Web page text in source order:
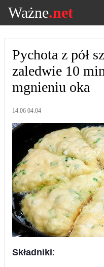
Ważne.net
Pychota z pół
zaledwie 10
mgnieniu oka
14:06 04.04
Składniki: